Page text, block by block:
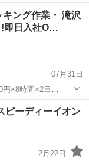
イロン
ング作業・ 滝沢
!即日入社O…
07月31日
円×8時間×2日
給×稼働時間分の
に受取可能(規定あ
ピーディーイオン
2月22日